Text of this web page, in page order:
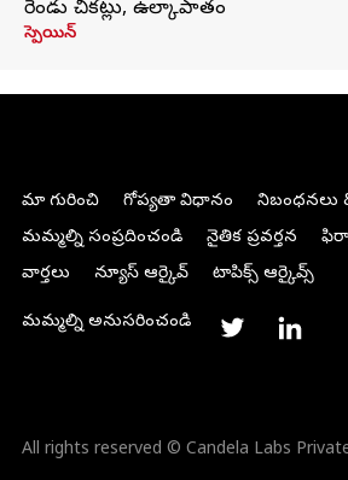
రెండు చీకట్లు, ఉల్కాపాతం
స్పెయిన్
మా గురించి గోప్యతా విధానం
నిబంధనలు
మమ్మల్ని సంప్రదించండి
నైతిక ప్రవర్తన
వార్తలు
న్యూస్ ఆర్కైవ్ టాపిక్స్ ఆర్కైవ్స్
మమ్మల్ని అనుసరించండి
All rights reserved © Candela Labs